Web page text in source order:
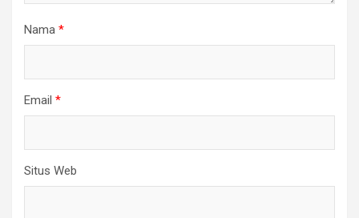
Nama *
Email *
Situs Web